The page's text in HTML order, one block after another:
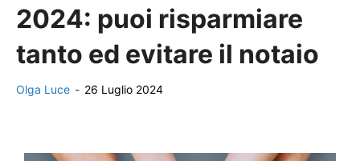
2024: puoi risparmiare
tanto ed evitare il notaio
Olga Luce - 26 Luglio 2024